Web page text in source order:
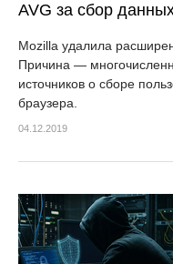
AVG за сбор
Mozilla удалила
Причина —
источников о сборе
браузера.
04.12.2019